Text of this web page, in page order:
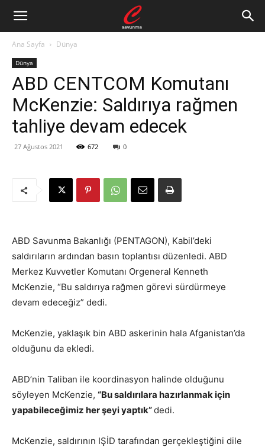
Ana Sayfa Dünya
Dünya
ABD CENTCOM Komutanı
McKenzie: Saldırıya rağmen
tahliye devam edecek
27 Ağustos 2021 672 0
ABD Savunma Bakanlığı (PENTAGON), Kabil’deki
saldırıların ardından basın toplantısı düzenledi. ABD
Merkez Kuvvetler Komutanı Orgeneral Kenneth
McKenzie, “Bu saldırıya rağmen görevi sürdürmeye
devam edeceğiz” dedi.
McKenzie, yaklaşık bin ABD askerinin hala Afganistan’da
olduğunu da ekledi.
ABD’nin Taliban ile koordinasyon halinde olduğunu
söyleyen McKenzie, “Bu saldırılara hazırlanmak için
yapabileceğimiz her şeyi yaptık”dedi.
McKenzie, saldırının IŞİD tarafından gerçekleştiğini dile